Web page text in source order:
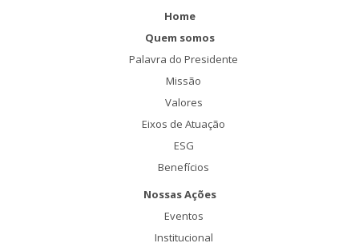
Home
Quem somos
Palavra do Presidente
Missão
Valores
Eixos de Atuação
ESG
Benefícios
Nossas Ações
Eventos
Institucional